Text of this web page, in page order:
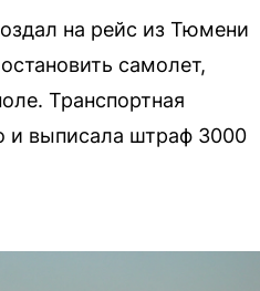
на рейс из Тюмени
самолет,
Транспортная
и выписала штраф 3000